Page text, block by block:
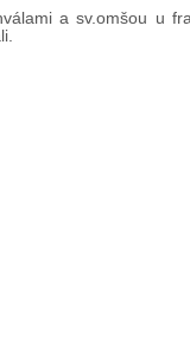
a sv.omšou u